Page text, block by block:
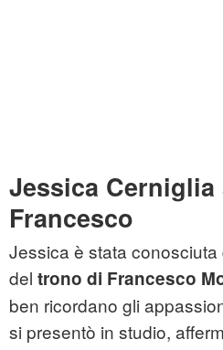
Jessica Cerniglia
Francesco
Jessica è stata
del trono di Francesco
ben ricordano gli
si presentò in studio,